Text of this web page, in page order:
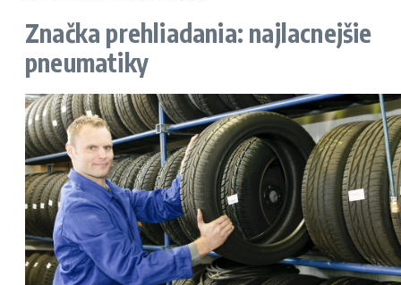
Značka prehliadania: najlacnejšie
pneumatiky